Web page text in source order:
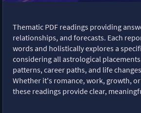
Thematic PDF readings providing
relationships, and forecasts. Each
words and holistically explores a
considering all astrological
patterns, career paths, and life
Whether it's romance, work, growth,
these readings provide clear,